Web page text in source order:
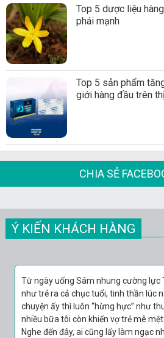
Top 5 dược liệu
phái mạnh
Top 5 sản phẩm
giới hàng đầu trên
CHIA SẺ
Ý KIẾN KHÁCH HÀNG
Đâu hơn 10 ngày thay đổi thì 2 vợ
mà “làm thật” hơn cả năm vừa rồi
sung sướng nhất là phát cuối 2 vợ
Xong việc người khoan khoái, thoải
thắm thiết như hồi còn son.